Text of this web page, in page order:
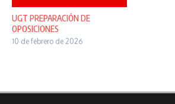
UGT PREPARACIÓN DE
OPOSICIONES
10 de febrero de 2026